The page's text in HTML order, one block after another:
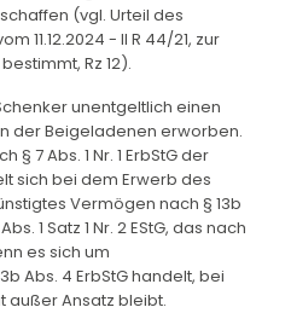
(vgl. Urteil des
11.12.2024 - II R 44/21, zur
Rz 12).
unentgeltlich einen
der Beigeladenen erworben.
7 Abs. 1 Nr. 1 ErbStG der
sich bei dem Erwerb des
Vermögen nach § 13b
1 Satz 1 Nr. 2 EStG, das nach
es sich um
Abs. 4 ErbStG handelt, bei
außer Ansatz bleibt.